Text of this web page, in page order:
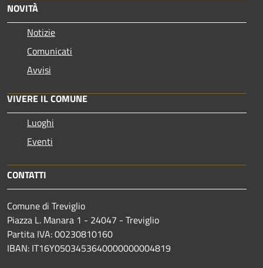
NOVITÀ
Notizie
Comunicati
Avvisi
VIVERE IL COMUNE
Luoghi
Eventi
CONTATTI
Comune di Treviglio
Piazza L. Manara 1 - 24047 - Treviglio
Partita IVA: 00230810160
IBAN: IT16Y0503453640000000004819